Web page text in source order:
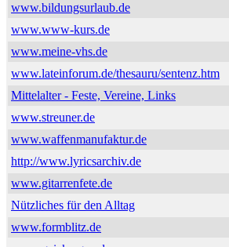
www.bildungsurlaub.de
www.www-kurs.de
www.meine-vhs.de
www.lateinforum.de/thesauru/sentenz.htm
Mittelalter - Feste, Vereine, Links
www.streuner.de
www.waffenmanufaktur.de
http://www.lyricsarchiv.de
www.gitarrenfete.de
Nützliches für den Alltag
www.formblitz.de